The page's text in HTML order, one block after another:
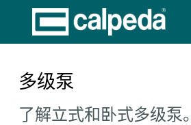
主
多级泵
了解立式和卧式多级泵。